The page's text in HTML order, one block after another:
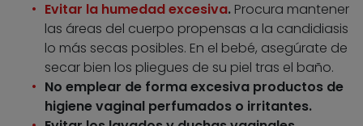
Evitar la humedad excesiva. Procura mantener
las áreas del cuerpo propensas a la candidiasis
lo más secas posibles. En el bebé, asegúrate de
secar bien los pliegues de su piel tras el baño.
No emplear de forma excesiva productos de
higiene vaginal perfumados o irritantes.